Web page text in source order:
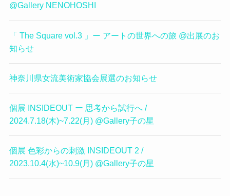
@Gallery NENOHOSHI
「 The Square vol.3 」ー アートの世界への旅 @出展のお
知らせ
神奈川県女流美術家協会展選のお知らせ
個展 INSIDEOUT ー 思考から試行へ /
2024.7.18(木)~7.22(月) @Gallery子の星
個展 色彩からの刺激 INSIDEOUT 2 /
2023.10.4(水)~10.9(月) @Gallery子の星